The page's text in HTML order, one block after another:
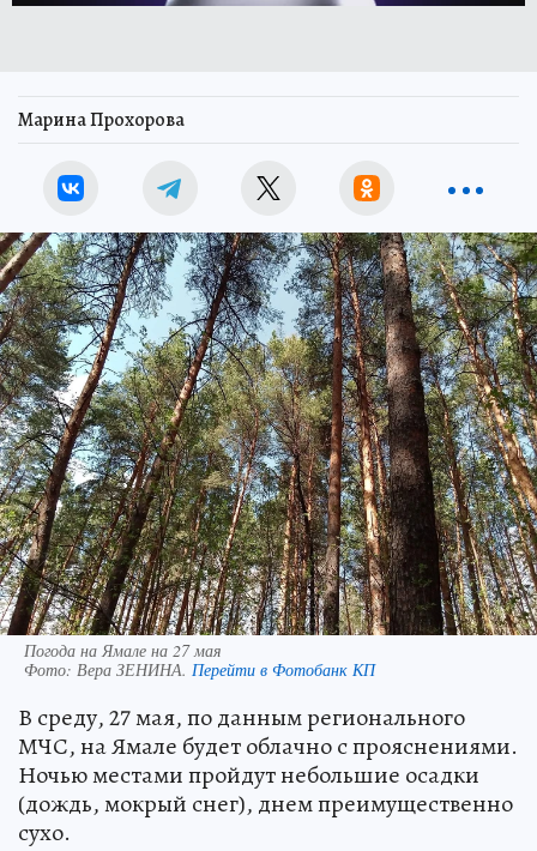
Марина Прохорова
Погода на Ямале на 27 мая
Фото: Вера ЗЕНИНА. Перейти в Фотобанк КП
В среду, 27 мая, по данным регионального
МЧС, на Ямале будет облачно с прояснениями.
Ночью местами пройдут небольшие осадки
(дождь, мокрый снег), днем преимущественно
сухо.